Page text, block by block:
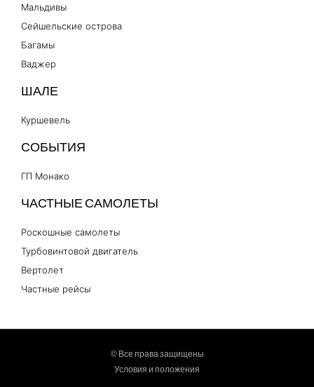
Мальдивы
Сейшельские острова
Багамы
Ваджер
ШАЛЕ
Куршевель
СОБЫТИЯ
ГП Монако
ЧАСТНЫЕ САМОЛЕТЫ
Роскошные самолеты
Турбовинтовой двигатель
Вертолет
Частные рейсы
© Все права защищены
Условия и положения